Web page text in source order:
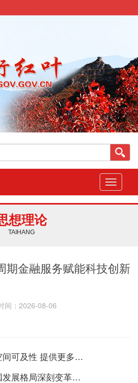
切
换
导
想理论
TAIHANG
期金融服务赋能科技创新
间：2026-08-06
群众身边的文化服务（专题深思）
习贯彻习近平新时代中国特色社会主义...